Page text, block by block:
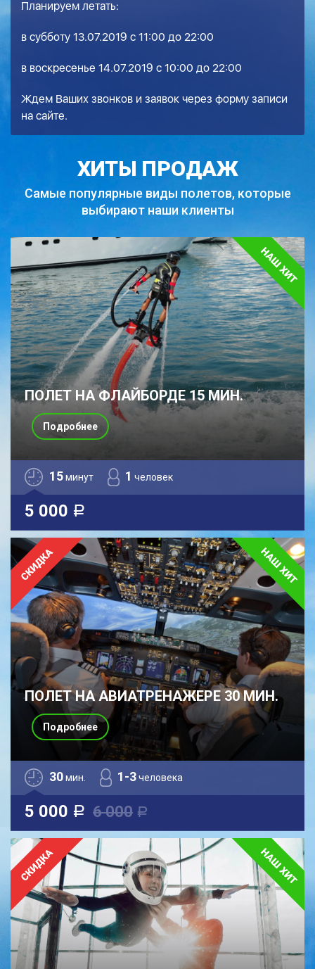
Планируем летать:
в субботу 13.07.2019 с 11:00 до 22:00
в воскресенье 14.07.2019 с 10:00 до 22:00
Ждем Ваших звонков и заявок через форму записи
на сайте.
ХИТЫ ПРОДАЖ
Самые популярные виды полетов, которые
выбирают наши клиенты
ПОЛЕТ НА ФЛАЙБОРДЕ 15 МИН.
15минут 1 человек
5 000 a
Подробнее
ПОЛЕТ НА АВИАТРЕНАЖЕРЕ 30 МИН.
30мин. 1-3человека
5 000 a 6 000 a
Подробнее